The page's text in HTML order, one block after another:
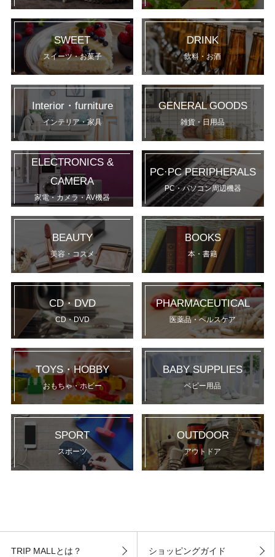
SWEET
スイーツ・お菓子
DRINK
飲料・お酒
Interior・furniture
インテリア・家具
GENERAL GOODS
雑貨・日用品
ELECTRONICS &
CAMERA
家電・カメラ・AV機器
PC·PC PERIPHERALS
PC・パソコン周辺機器
BEAUTY
美容・コスメ
BOOKS
本・書籍
CD・DVD
CD・DVD
PHARMACEUTICAL
医薬品・ヘルスケア
TOYS・HOBBY
おもちゃ・ホビー
BABY SUPPLIES
ベビー用品
SPORT
スポーツ
OUTDOOR
アウトドア
TRIP MALLとは？ ショッピングガイド